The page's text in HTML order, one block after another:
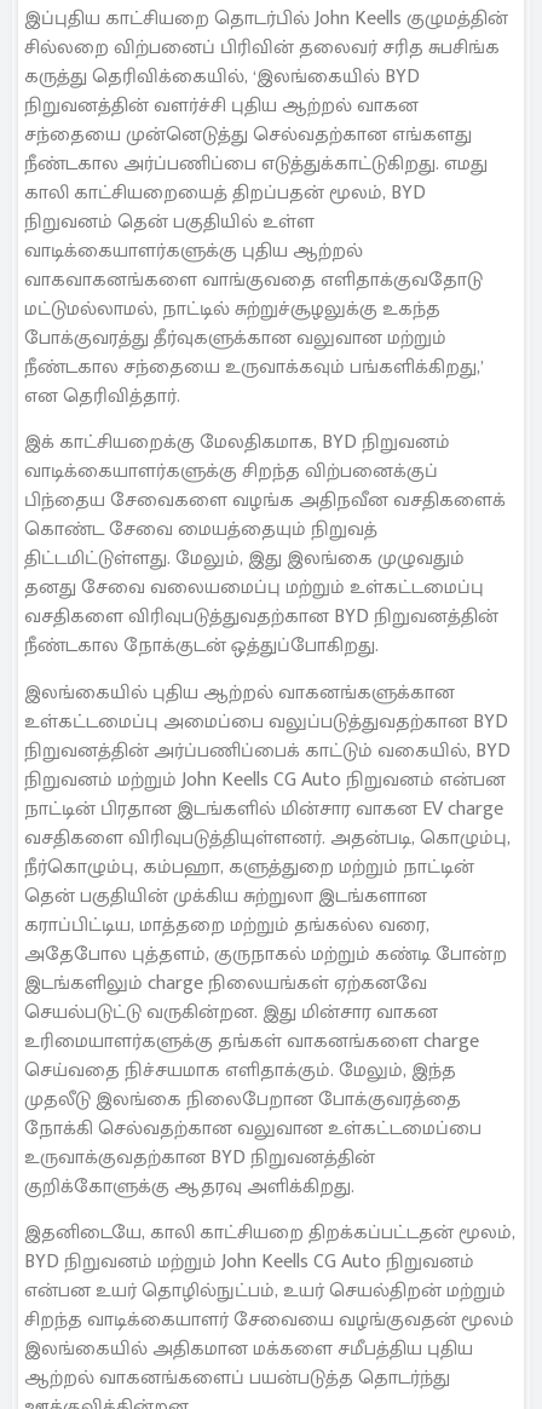
இப்புதிய காட்சியறை தொடர்பில் John Keells குழுமத்தின்
சில்லறை விற்பனைப் பிரிவின் தலைவர் சரித சுபசிங்க
கருத்து தெரிவிக்கையில், ‘இலங்கையில் BYD
நிறுவனத்தின் வளர்ச்சி புதிய ஆற்றல் வாகன
சந்தையை முன்னெடுத்து செல்வதற்கான எங்களது
நீண்டகால அர்ப்பணிப்பை எடுத்துக்காட்டுகிறது. எமது
காலி காட்சியறையைத் திறப்பதன் மூலம், BYD
நிறுவனம் தென் பகுதியில் உள்ள
வாடிக்கையாளர்களுக்கு புதிய ஆற்றல்
வாகவாகனங்களை வாங்குவதை எளிதாக்குவதோடு
மட்டுமல்லாமல், நாட்டில் சுற்றுச்சூழலுக்கு உகந்த
போக்குவரத்து தீர்வுகளுக்கான வலுவான மற்றும்
நீண்டகால சந்தையை உருவாக்கவும் பங்களிக்கிறது,’
என தெரிவித்தார்.
இக் காட்சியறைக்கு மேலதிகமாக, BYD நிறுவனம்
வாடிக்கையாளர்களுக்கு சிறந்த விற்பனைக்குப்
பிந்தைய சேவைகளை வழங்க அதிநவீன வசதிகளைக்
கொண்ட சேவை மையத்தையும் நிறுவத்
திட்டமிட்டுள்ளது. மேலும், இது இலங்கை முழுவதும்
தனது சேவை வலையமைப்பு மற்றும் உள்கட்டமைப்பு
வசதிகளை விரிவுபடுத்துவதற்கான BYD நிறுவனத்தின்
நீண்டகால நோக்குடன் ஒத்துப்போகிறது.
இலங்கையில் புதிய ஆற்றல் வாகனங்களுக்கான
உள்கட்டமைப்பு அமைப்பை வலுப்படுத்துவதற்கான BYD
நிறுவனத்தின் அர்ப்பணிப்பைக் காட்டும் வகையில், BYD
நிறுவனம் மற்றும் John Keells CG Auto நிறுவனம் என்பன
நாட்டின் பிரதான இடங்களில் மின்சார வாகன EV charge
வசதிகளை விரிவுபடுத்தியுள்ளனர். அதன்படி, கொழும்பு,
நீர்கொழும்பு, கம்பஹா, களுத்துறை மற்றும் நாட்டின்
தென் பகுதியின் முக்கிய சுற்றுலா இடங்களான
கராப்பிட்டிய, மாத்தறை மற்றும் தங்கல்ல வரை,
அதேபோல புத்தளம், குருநாகல் மற்றும் கண்டி போன்ற
இடங்களிலும் charge நிலையங்கள் ஏற்கனவே
செயல்படுட்டு வருகின்றன. இது மின்சார வாகன
உரிமையாளர்களுக்கு தங்கள் வாகனங்களை charge
செய்வதை நிச்சயமாக எளிதாக்கும். மேலும், இந்த
முதலீடு இலங்கை நிலைபேறான போக்குவரத்தை
நோக்கி செல்வதற்கான வலுவான உள்கட்டமைப்பை
உருவாக்குவதற்கான BYD நிறுவனத்தின்
குறிக்கோளுக்கு ஆதரவு அளிக்கிறது.
இதனிடையே, காலி காட்சியறை திறக்கப்பட்டதன் மூலம்,
BYD நிறுவனம் மற்றும் John Keells CG Auto நிறுவனம்
என்பன உயர் தொழில்நுட்பம், உயர் செயல்திறன் மற்றும்
சிறந்த வாடிக்கையாளர் சேவையை வழங்குவதன் மூலம்
இலங்கையில் அதிகமான மக்களை சமீபத்திய புதிய
ஆற்றல் வாகனங்களைப் பயன்படுத்த தொடர்ந்து